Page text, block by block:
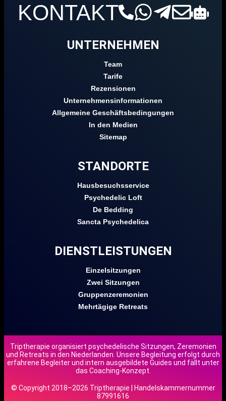
KONTAKT
UNTERNEHMEN
Team
Tarife
Rezensionen
Unternehmensinformationen
Allgemeine Geschäftsbedingungen
In den Medien
Sitemap
STANDORTE
Hausbesuchsservice
Psychedelic Loft
De Bedding
Sancta Psychedelica
DIENSTLEISTUNGEN
Einzelsitzungen
Zwei Sitzungen
Gruppenzeremonien
Mehrtägige Retreats
Triptherapie organisiert psychedelische Sitzungen, Zeremonien
und Retreats in den Niederlanden. Unsere Begleitung erfolgt durch
erfahrene Begleiter und intern ausgebildete Guides und fällt unter
das Coaching-Konzept.
© Copyright 2018–2026 Triptherapie | Handelskammernummer
87991616